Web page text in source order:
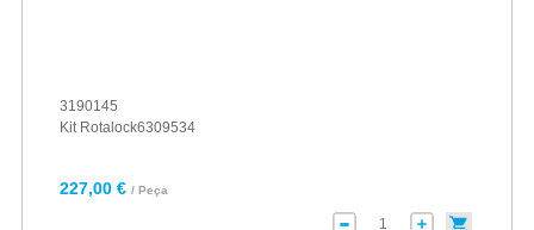
3190145
Kit Rotalock6309534
227,00 € / Peça